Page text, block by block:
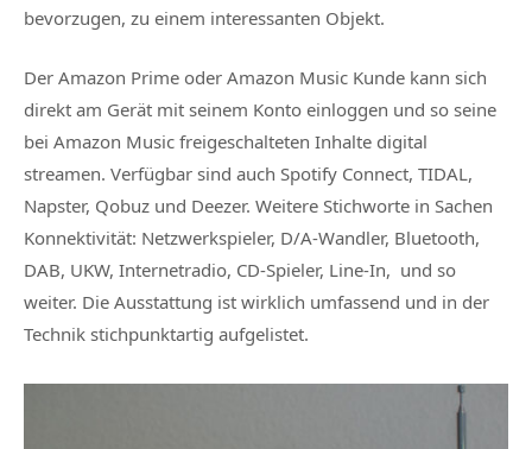
bevorzugen, zu einem interessanten Objekt.
Der Amazon Prime oder Amazon Music Kunde kann sich
direkt am Gerät mit seinem Konto einloggen und so seine
bei Amazon Music freigeschalteten Inhalte digital
streamen. Verfügbar sind auch Spotify Connect, TIDAL,
Napster, Qobuz und Deezer. Weitere Stichworte in Sachen
Konnektivität: Netzwerkspieler, D/A-Wandler, Bluetooth,
DAB, UKW, Internetradio, CD-Spieler, Line-In, und so
weiter. Die Ausstattung ist wirklich umfassend und in der
Technik stichpunktartig aufgelistet.